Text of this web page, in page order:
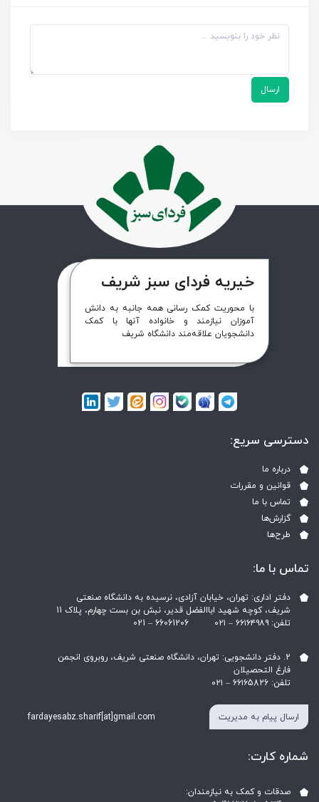
ارسال
خیریه فردای سبز شریف
با محوریت کمک رسانی همه جانبه به دانش
آموزان نیازمند و خانواده آنها با کمک
دانشجویان علاقه‌مند دانشگاه شریف
دسترسی سریع:
درباره ما
قوانین و مقررات
تماس با ما
گزارش‌ها
طرح‌ها
تماس با ما:
دفتر اداری: تهران، خیابان آزادی، نرسیده به دانشگاه صنعتی
شریف، کوچه شهید اباالفضل قدیر، نبش بن بست چهارم، پلاک 11
تلفن: ۶۶۱۶۴۹۸۹ – ۰۲۱ ‎021 – 66061206
2. دفتر دانشجویی: تهران، دانشگاه صنعتی شریف، روبروی انجمن
فارغ التحصیلان
تلفن: ۶۶۱۶5826 – ۰۲۱
ارسال پیام به مدیریت fardayesabz.sharif[at]gmail.com
شماره کارت:
صدقات و کمک به نیازمندان: